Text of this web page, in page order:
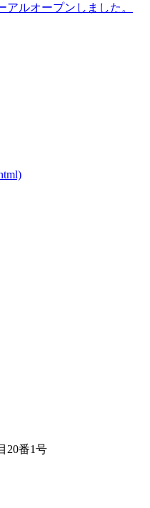
ルオープンしました。
20番1号